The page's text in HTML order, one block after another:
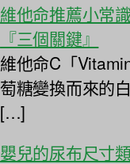
維他命推薦小常
『三個關鍵』
維他命C「
萄糖變換而來的
[…]
嬰兒的尿布尺寸